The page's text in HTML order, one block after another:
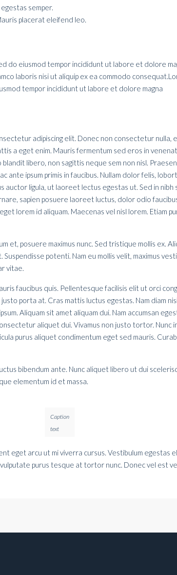
semper.
placerat eleifend leo.
do eiusmod tempor incididunt ut labore et dolore
laboris nisi ut aliquip ex ea commodo
tempor incididunt ut labore et dolore magna
adipiscing elit. Donec non consectetur nulla,
a eget enim. Mauris fermentum sed eros in
libero, non sagittis neque sem non nisl.
ante ipsum primis in faucibus. Nullam dolor felis,
auctor ligula, ut laoreet lectus egestas ut. Sed in nibh
sapien posuere laoreet luctus, dolor odio
lorem id aliquam. Maecenas vel nisl lorem. Etiam
et, posuere maximus nunc. Sed tristique mollis ex.
potenti. Nam eu mollis velit, maximus
vitae.
faucibus quis. Pellentesque facilisis elit ut orci
porta at. Cras mattis luctus egestas. Nam diam
Aliquam sit amet aliquam dui. Nam accumsan
aliquet dui. Vivamus non justo tortor. Nunc
purus aliquet condimentum eget sed mauris.
bibendum ante. Nunc aliquet libero ut dui
elementum id et massa.
Caption
text
eget arcu ut mi viverra cursus. Vestibulum egestas
vulputate purus tesque at tortor nunc. Donec vel est